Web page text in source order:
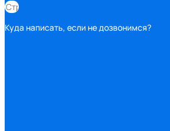
Куда написать, если не дозвонимся?